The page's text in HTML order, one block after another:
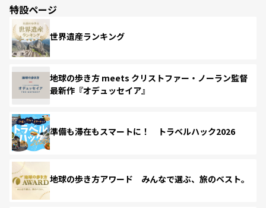
特設ページ
世界遺産ランキング
地球の歩き方 meets クリストファー・ノーラン監督
最新作『オデュッセイア』
準備も滞在もスマートに！ トラベルハック2026
地球の歩き方アワード みんなで選ぶ、旅のベスト。